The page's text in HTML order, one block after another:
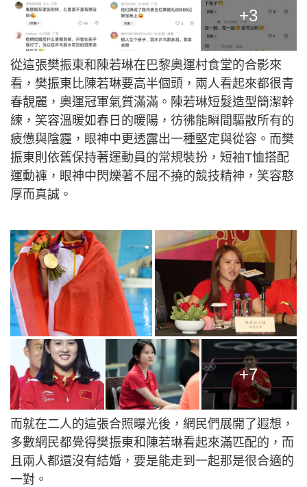
+3
從這張樊振東和陳若琳在巴黎奧運村食堂的合影來
看，樊振東比陳若琳要高半個頭，兩人看起來都很青
春靚麗，奧運冠軍氣質滿滿。陳若琳短髮造型簡潔幹
練，笑容溫暖如春日的暖陽，彷彿能瞬間驅散所有的
疲憊與陰霾，眼神中更透露出一種堅定與從容。而樊
振東則依舊保持著運動員的常規裝扮，短袖T恤搭配
運動褲，眼神中閃爍著不屈不撓的競技精神，笑容憨
厚而真誠。
+7
而就在二人的這張合照曝光後，網民們展開了遐想，
多數網民都覺得樊振東和陳若琳看起來滿匹配的，而
且兩人都還沒有結婚，要是能走到一起那是很合適的
一對。